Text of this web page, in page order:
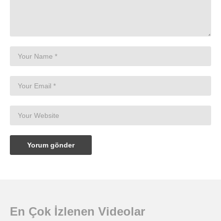
En Çok İzlenen Videolar